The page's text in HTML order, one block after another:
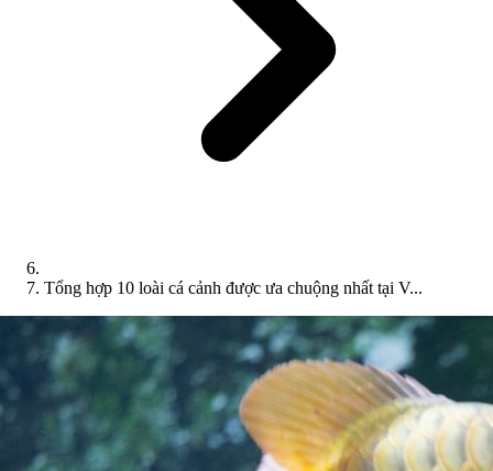
Tổng hợp 10 loài cá cảnh được ưa chuộng nhất tại V...